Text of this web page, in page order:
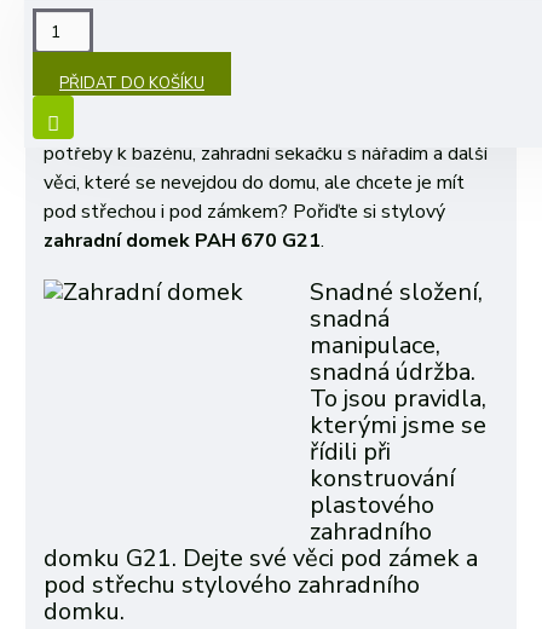
PŘIDAT DO KOŠÍKU
Osvědčenézahradní domky
velmi pohledné. Nemáte kam uskladnit jízdní kola,
potřeby k bazénu, zahradní sekačku s nářadím a další
věci, které se nevejdou do domu, ale chcete je mít
pod střechou i pod zámkem? Pořiďte si stylový
zahradní domek PAH 670 G21.
Snadné složení,
snadná
manipulace,
snadná údržba.
To jsou pravidla,
kterými jsme se
řídili při
konstruování
plastového
zahradního
domku G21. Dejte své věci pod zámek a
pod střechu stylového zahradního
domku.